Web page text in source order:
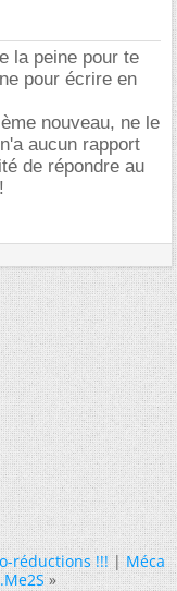
la peine pour te
pour écrire en
nouveau, ne le
aucun rapport
de répondre au
réductions !!!|Méca
»